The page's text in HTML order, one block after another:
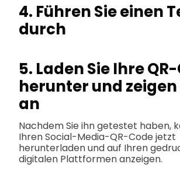
4. Führen Sie einen
durch
5. Laden Sie Ihre
herunter und zeigen
an
Nachdem Sie ihn getestet haben,
Ihren Social-Media-QR-Code jetzt
herunterladen und auf Ihren
digitalen Plattformen anzeigen.